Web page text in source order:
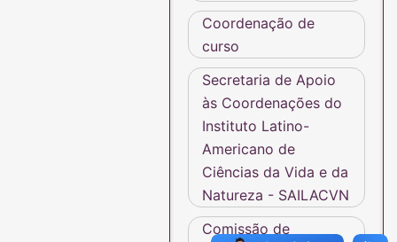
Coordenação de
curso
Secretaria de Apoio
às Coordenações do
Instituto Latino-
Americano de
Ciências da Vida e da
Natureza - SAILACVN
Comissão de